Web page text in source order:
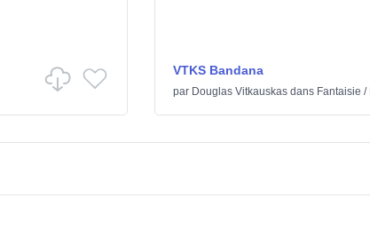
VTKS Bandana
par Douglas Vitkauskasdans Fantaisie /